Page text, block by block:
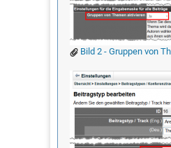
Bild 2 - Gruppen von